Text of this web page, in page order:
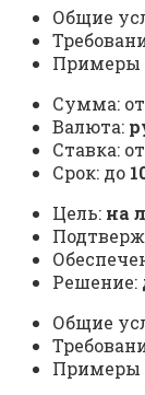
Общие
Примеры
Сумма: от
Валюта:
Ставка: от
Срок: до
Цель: на
Решение:
Общие
Примеры